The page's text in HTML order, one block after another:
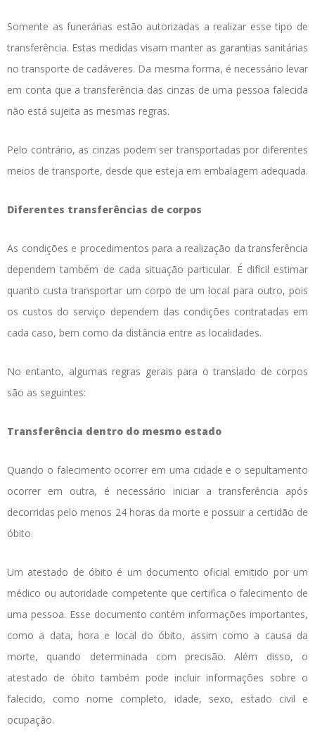
Somente as funerárias estão autorizadas a realizar esse tipo de
transferência. Estas medidas visam manter as garantias sanitárias
no transporte de cadáveres. Da mesma forma, é necessário levar
em conta que a transferência das cinzas de uma pessoa falecida
não está sujeita as mesmas regras.
Pelo contrário, as cinzas podem ser transportadas por diferentes
meios de transporte, desde que esteja em embalagem adequada.
Diferentes transferências de corpos
As condições e procedimentos para a realização da transferência
dependem também de cada situação particular. É difícil estimar
quanto custa transportar um corpo de um local para outro, pois
os custos do serviço dependem das condições contratadas em
cada caso, bem como da distância entre as localidades.
No entanto, algumas regras gerais para o translado de corpos
são as seguintes:
Transferência dentro do mesmo estado
Quando o falecimento ocorrer em uma cidade e o sepultamento
ocorrer em outra, é necessário iniciar a transferência após
decorridas pelo menos 24 horas da morte e possuir a certidão de
óbito.
Um atestado de óbito é um documento oficial emitido por um
médico ou autoridade competente que certifica o falecimento de
uma pessoa. Esse documento contém informações importantes,
como a data, hora e local do óbito, assim como a causa da
morte, quando determinada com precisão. Além disso, o
atestado de óbito também pode incluir informações sobre o
falecido, como nome completo, idade, sexo, estado civil e
ocupação.